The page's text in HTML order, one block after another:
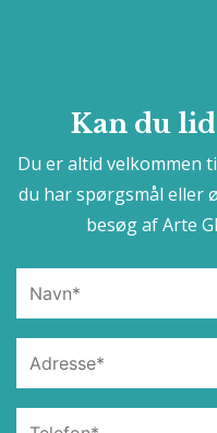
Kan du
Du er altid velkommen
du har spørgsmål eller
besøg af Arte